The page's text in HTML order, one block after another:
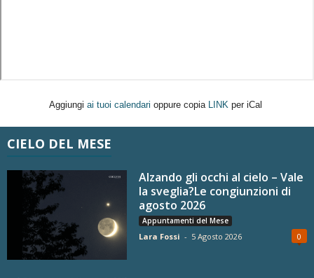
Aggiungi ai tuoi calendari oppure copia LINK per iCal
CIELO DEL MESE
Alzando gli occhi al cielo – Vale
la sveglia?Le congiunzioni di
agosto 2026
Appuntamenti del Mese
Lara Fossi - 5 Agosto 2026 0